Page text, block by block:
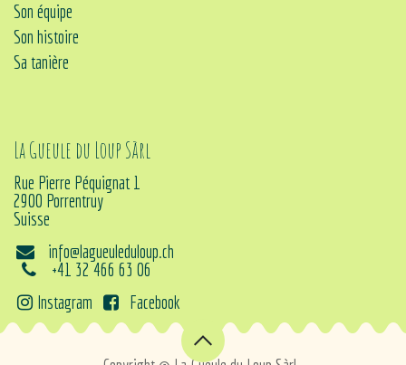
Son équipe
Son histoire
Sa tanière
La Gueule du Loup Sàrl
Rue Pierre Péquignat 1
2900 Porrentruy
Suisse
info@lagueuleduloup.ch
+41 32 466 63 06
Instagram
Facebook